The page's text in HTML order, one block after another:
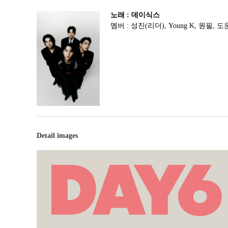
노래 : 데이식스
멤버 : 성진(리더), Young K, 원필, 도
Detail images